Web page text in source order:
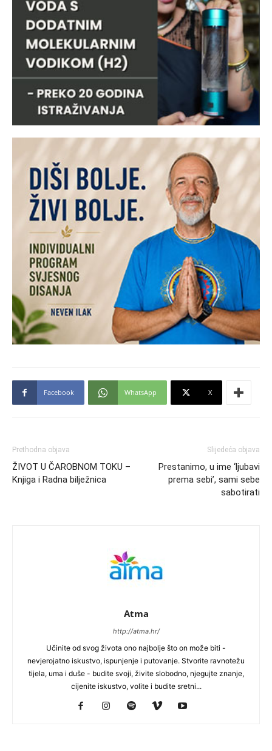
Facebook WhatsApp X
Prethodna objava
ŽIVOT U ČAROBNOM TOKU –
Knjiga i Radna bilježnica
Slijedeća objava
Prestanimo, u ime ‘ljubavi
prema sebi’, sami sebe
sabotirati
Atma
http://atma.hr/
Učinite od svog života ono najbolje što on može biti -
nevjerojatno iskustvo, ispunjenje i putovanje. Stvorite ravnotežu
tijela, uma i duše - budite svoji, živite slobodno, njegujte znanje,
cijenite iskustvo, volite i budite sretni...